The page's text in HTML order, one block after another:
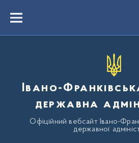
вмістуMenu
Івано-
державна
Офіційний вебсайт Івано-
державної